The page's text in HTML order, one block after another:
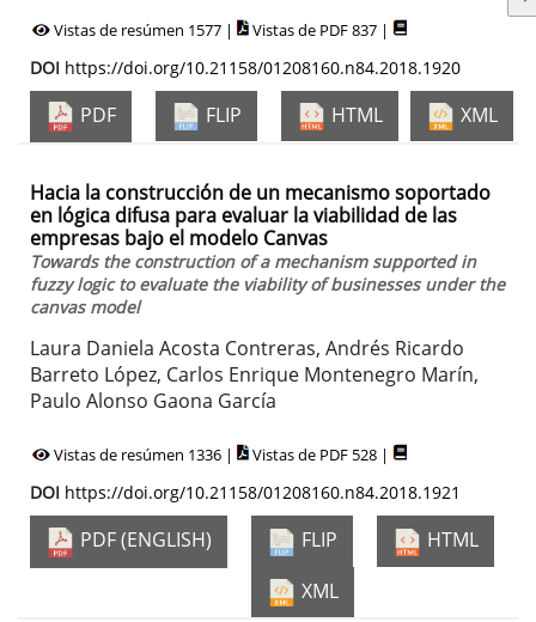
Vistas de resúmen 1577 | Vistas de PDF 837 |
DOI https://doi.org/10.21158/01208160.n84.2018.1920
PDF FLIP HTML XML
Hacia la construcción de un mecanismo soportado
en lógica difusa para evaluar la viabilidad de las
empresas bajo el modelo Canvas
Towards the construction of a mechanism supported in
fuzzy logic to evaluate the viability of businesses under the
canvas model
Laura Daniela Acosta Contreras, Andrés Ricardo
Barreto López, Carlos Enrique Montenegro Marín,
Paulo Alonso Gaona García
Vistas de resúmen 1336 | Vistas de PDF 528 |
DOI https://doi.org/10.21158/01208160.n84.2018.1921
PDF (ENGLISH) FLIP
HTML
XML